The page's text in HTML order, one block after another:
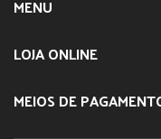
MENU
LOJA ONLINE
MEIOS DE